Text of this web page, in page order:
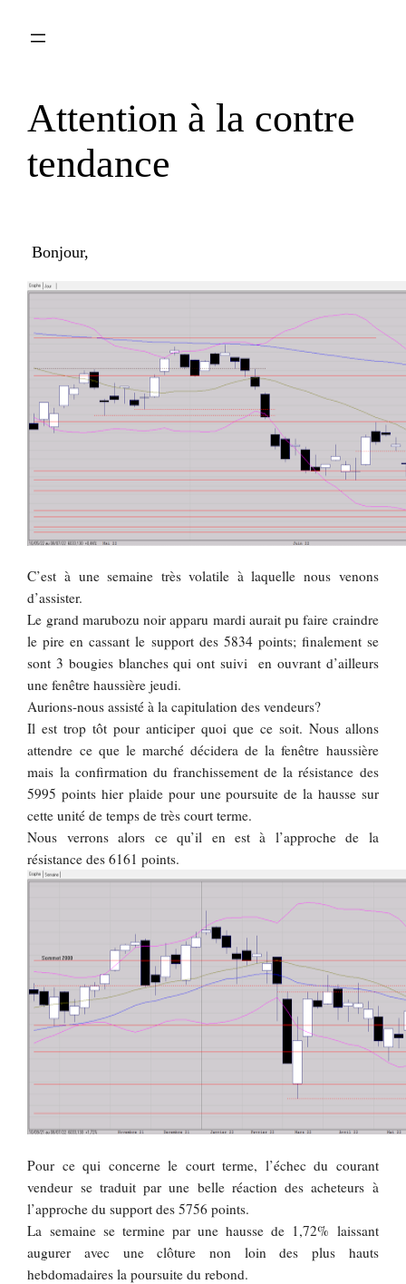
Attention à la contre
tendance
Bonjour,
C’est à une semaine très volatile à laquelle nous venons
d’assister.
Le grand marubozu noir apparu mardi aurait pu faire craindre
le pire en cassant le support des 5834 points; finalement se
sont 3 bougies blanches qui ont suivi en ouvrant d’ailleurs
une fenêtre haussière jeudi.
Aurions-nous assisté à la capitulation des vendeurs?
Il est trop tôt pour anticiper quoi que ce soit. Nous allons
attendre ce que le marché décidera de la fenêtre haussière
mais la confirmation du franchissement de la résistance des
5995 points hier plaide pour une poursuite de la hausse sur
cette unité de temps de très court terme.
Nous verrons alors ce qu’il en est à l’approche de la
résistance des 6161 points.
Pour ce qui concerne le court terme, l’échec du courant
vendeur se traduit par une belle réaction des acheteurs à
l’approche du support des 5756 points.
La semaine se termine par une hausse de 1,72% laissant
augurer avec une clôture non loin des plus hauts
hebdomadaires la poursuite du rebond.